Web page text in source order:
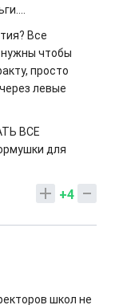
Все
нужны чтобы
просто
левые
ВСЕ
для
+4
школ не